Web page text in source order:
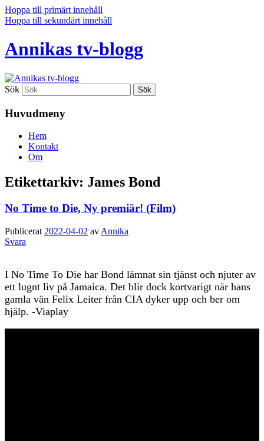
Hoppa till primärt innehåll
Hoppa till sekundärt innehåll
Annikas tv-blogg
Sök
Huvudmeny
Hem
Kontakt
Om
Etikettarkiv: James Bond
No Time to Die, Ny premiär! (Film)
Publicerat 2022-04-02 av Annika
Svara
I No Time To Die har Bond lämnat sin tjänst och njuter av
ett lugnt liv på Jamaica. Det blir dock kortvarigt när hans
gamla vän Felix Leiter från CIA dyker upp och ber om
hjälp. -Viaplay